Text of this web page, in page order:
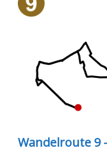
Wandelroute 9